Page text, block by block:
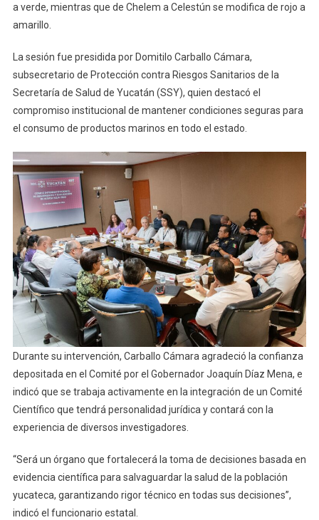
a verde, mientras que de Chelem a Celestún se modifica de rojo a
amarillo.
La sesión fue presidida por Domitilo Carballo Cámara,
subsecretario de Protección contra Riesgos Sanitarios de la
Secretaría de Salud de Yucatán (SSY), quien destacó el
compromiso institucional de mantener condiciones seguras para
el consumo de productos marinos en todo el estado.
Durante su intervención, Carballo Cámara agradeció la confianza
depositada en el Comité por el Gobernador Joaquín Díaz Mena, e
indicó que se trabaja activamente en la integración de un Comité
Científico que tendrá personalidad jurídica y contará con la
experiencia de diversos investigadores.
“Será un órgano que fortalecerá la toma de decisiones basada en
evidencia científica para salvaguardar la salud de la población
yucateca, garantizando rigor técnico en todas sus decisiones”,
indicó el funcionario estatal.